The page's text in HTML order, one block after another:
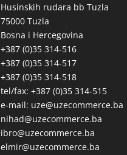
Husinskih rudara bb Tuzla
75000 Tuzla
Bosna i Hercegovina
+387 (0)35 314-516
+387 (0)35 314-517
+387 (0)35 314-518
tel/fax: +387 (0)35 314-515
e-mail: uze@uzecommerce.ba
nihad@uzecommerce.ba
ibro@uzecommerce.ba
elmir@uzecommerce.ba